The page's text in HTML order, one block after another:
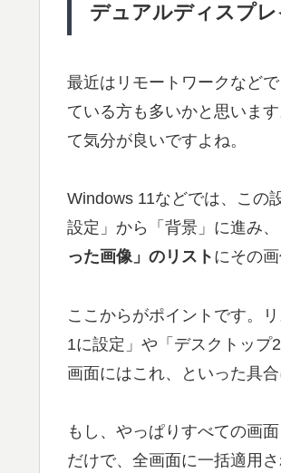
デュアルディスプ
最近はリモートワークなど
ている方も多いかと思いま
て気分が良いですよね。
Windows 11などでは、この
設定」から「背景」に進み
った画像」のリスト にその
ここからがポイントです。
1に設定」や「デスクトップ
画面にはこれ、といった具
もし、やっぱりすべての画
だけで、全画面に一括適用